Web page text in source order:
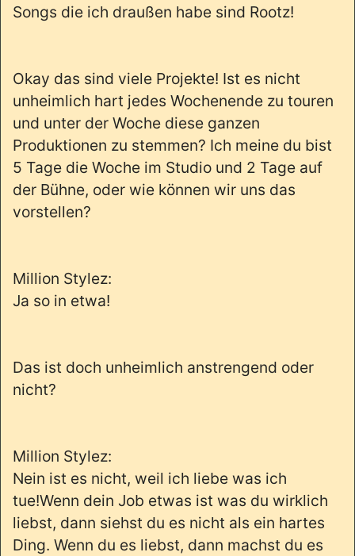
Songs die ich draußen habe sind Rootz!
Okay das sind viele Projekte! Ist es nicht
unheimlich hart jedes Wochenende zu touren
und unter der Woche diese ganzen
Produktionen zu stemmen? Ich meine du bist
5 Tage die Woche im Studio und 2 Tage auf
der Bühne, oder wie können wir uns das
vorstellen?
Million Stylez:
Ja so in etwa!
Das ist doch unheimlich anstrengend oder
nicht?
Million Stylez:
Nein ist es nicht, weil ich liebe was ich
tue!Wenn dein Job etwas ist was du wirklich
liebst, dann siehst du es nicht als ein hartes
Ding. Wenn du es liebst, dann machst du es